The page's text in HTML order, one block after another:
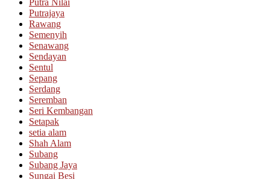
Putrajaya
Rawang
Semenyih
Senawang
Sendayan
Sentul
Sepang
Serdang
Seremban
Seri Kembangan
Setapak
setia alam
Shah Alam
Subang
Subang Jaya
Sungai Besi